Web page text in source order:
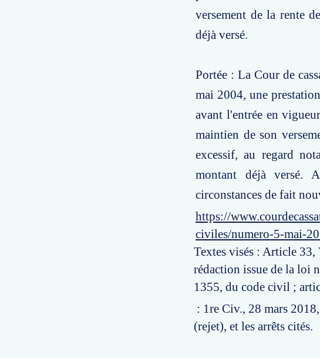
versement de la rente
déjà versé.
Portée : La Cour de
mai 2004, une
avant l'entrée en
maintien de son
excessif, au regard
montant déjà versé.
circonstances de fait
https://
civiles/numero-5-mai-
Textes visés : Article
rédaction issue de la loi
1355, du code civil ;
: 1re Civ., 28 mars
(rejet), et les arrêts cités.